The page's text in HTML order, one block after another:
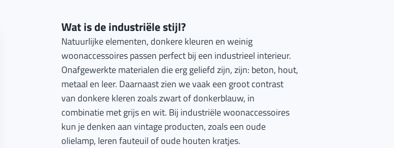
Wat is de industriële stijl?
Natuurlijke elementen, donkere kleuren en weinig
woonaccessoires passen perfect bij een industrieel interieur.
Onafgewerkte materialen die erg geliefd zijn, zijn: beton, hout,
metaal en leer. Daarnaast zien we vaak een groot contrast
van donkere kleren zoals zwart of donkerblauw, in
combinatie met grijs en wit. Bij industriële woonaccessoires
kun je denken aan vintage producten, zoals een oude
olielamp, leren fauteuil of oude houten kratjes.